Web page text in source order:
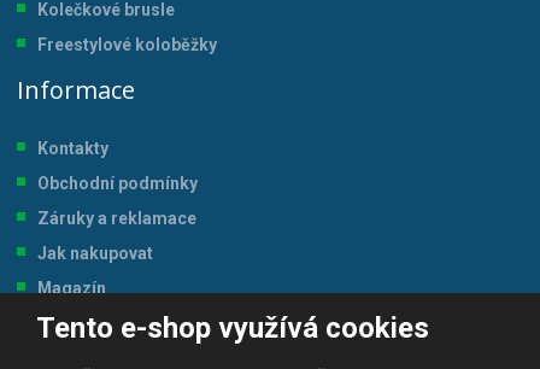
Tento e-shop využívá cookies
Kolečkové brusle
Freestylové koloběžky
Informace
Kontakty
Obchodní podmínky
Záruky a reklamace
Jak nakupovat
Magazín
Tabulka velikostí